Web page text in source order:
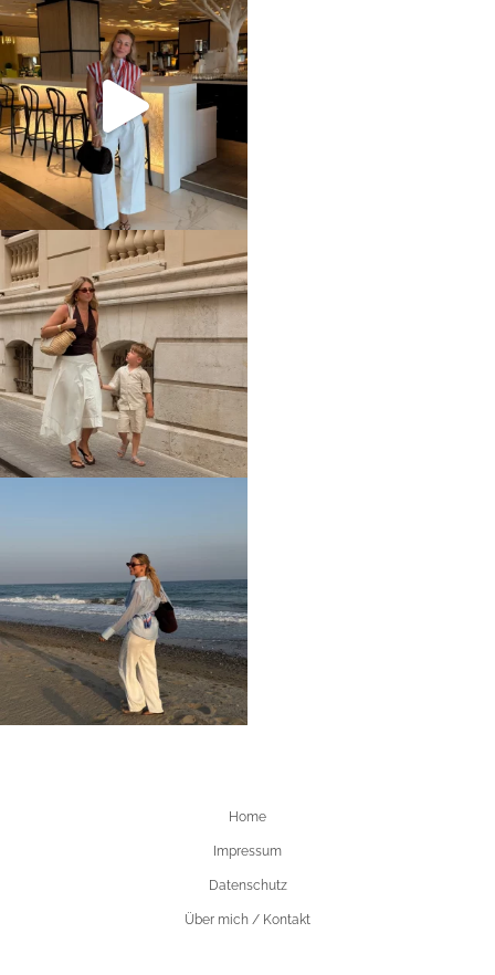
Home
Impressum
Datenschutz
Über mich / Kontakt